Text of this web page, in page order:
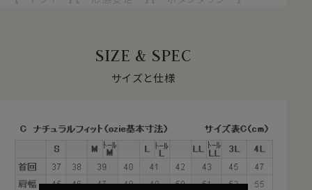
1年を通して快適な着心地を支える
クールマックス®オールシーズン・ファブリックとは？
ライ素材
・衣服内をドライに保ち、日常の快適な着心地をサポート
・シワになりにくい形態安定
・洗濯後の乾きも早く、ほぼノンアイロンでお手入れが楽
SIZE & SPEC
サイズと仕様